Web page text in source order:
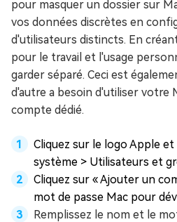
pour masquer un dossier sur
vos données discrètes en
d'utilisateurs distincts. En
pour le travail et l'usage
garder séparé. Ceci est
d'autre a besoin d'utiliser votre
compte dédié.
Cliquez sur le logo Apple et
système > Utilisateurs et
Cliquez sur « Ajouter un
mot de passe Mac pour
Remplissez le nom et le